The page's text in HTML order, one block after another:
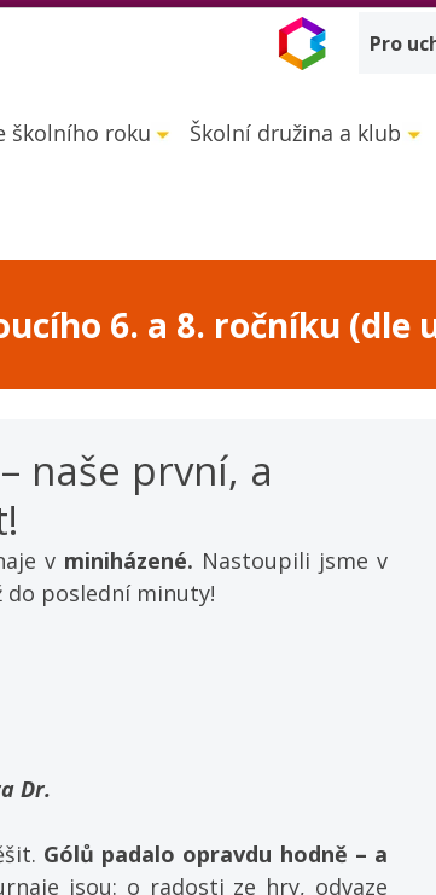
Pro
školního roku Školní družina a klub
6. a 8. ročníku (dle
naše první, a
v miniházené. Nastoupili jsme v
poslední minuty!
Dr.
Gólů padalo opravdu hodně – a
jsou: o radosti ze hry, odvaze